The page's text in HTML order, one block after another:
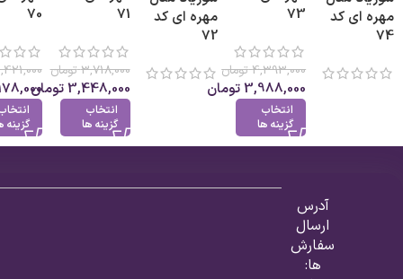
مهره ای کد
74
73
4,393,000تومان
3,988,000تومان
انتخاب
گزینه ها
مهره ای کد
72
71
3,718,000تومان
3,448,000تومان
انتخاب
گزینه ها
70
گزینه
آدرس
ارسال
سفارش
ها: